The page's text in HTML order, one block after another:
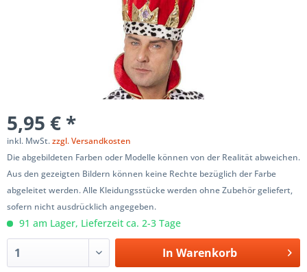
5,95 € *
inkl. MwSt.zzgl. Versandkosten
Die abgebildeten Farben oder Modelle können von der Realität abweichen.
Aus den gezeigten Bildern können keine Rechte bezüglich der Farbe
abgeleitet werden. Alle Kleidungsstücke werden ohne Zubehör geliefert,
sofern nicht ausdrücklich angegeben.
91 am Lager, Lieferzeit ca. 2-3 Tage
In Warenkorb